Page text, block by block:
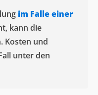
im Falle einer
kann die
Kosten und
unter den